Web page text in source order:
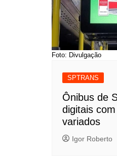
Foto: Divulgação
SPTRANS
Ônibus de
digitais
variados
Igor Roberto